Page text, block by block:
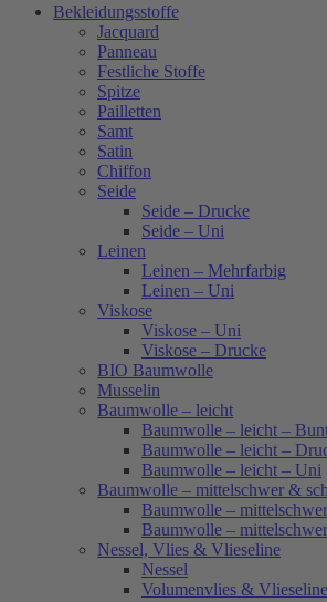
Bekleidungsstoffe
Jacquard
Panneau
Festliche Stoffe
Spitze
Pailletten
Samt
Satin
Chiffon
Seide
Seide – Drucke
Seide – Uni
Leinen
Leinen – Mehrfarbig
Leinen – Uni
Viskose
Viskose – Uni
Viskose – Drucke
BIO Baumwolle
Musselin
Baumwolle – leicht
Baumwolle – leicht –
Baumwolle – leicht –
Baumwolle – leicht – Uni
Baumwolle – mittelschwer &
Baumwolle –
Baumwolle –
Nessel, Vlies & Vlieseline
Nessel
Volumenvlies & Vlieseline